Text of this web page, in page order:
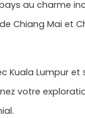
au charme
Chiang Mai et
Kuala Lumpur
votre